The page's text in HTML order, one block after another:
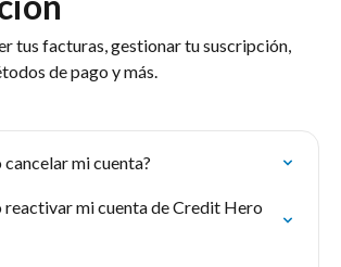
tus facturas, gestionar tu suscripción,
de pago y más.
cancelar mi cuenta?
reactivar mi cuenta de Credit Hero